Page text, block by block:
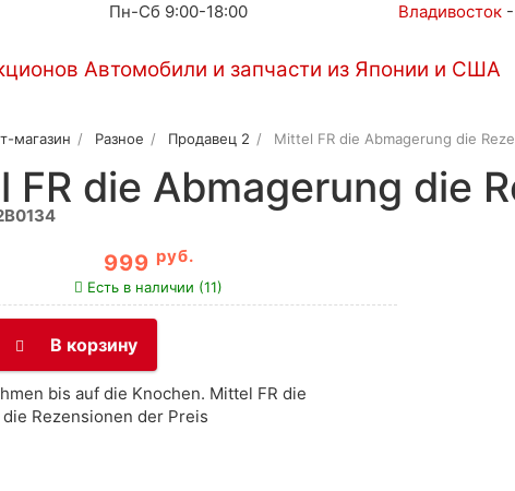
Пн-Сб 9:00-18:00 Владивосток -
магазин Разное Продавец 2 Mittel FR die Abmagerung die
FR die Abmagerung die
999 руб.
Есть в наличии (11)
В корзину
bis auf die Knochen. Mittel FR die
Rezensionen der Preis